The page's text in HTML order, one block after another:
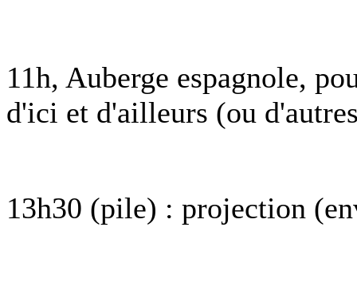
11h, Auberge espagnole,
d'ici et d'ailleurs (ou
13h30 (pile) : projection